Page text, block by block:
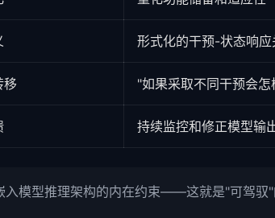
形式化的干预-状态响应
移 "如果采取不同干预会怎
持续监控和修正模型输
入模型推理架构的内在约束——这就是"可驾驭"